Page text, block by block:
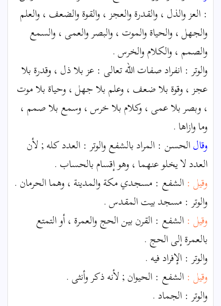
: العز والذل ، والقدرة والعجز ، والقوة والضعف ، والعلم
والجهل ، والحياة والموت ، والبصر والعمى ، والسمع
والصمم ، والكلام والخرس .
والوتر : انفراد صفات الله تعالى : عز بلا ذل ، وقدرة بلا
عجز ، وقوة بلا ضعف ، وعلم بلا جهل ، وحياة بلا موت
، وبصر بلا عمى ، وكلام بلا خرس ، وسمع بلا صمم ،
وما وازاها .
وقالالحسن : المراد بالشفع والوتر : العدد كله ; لأن
العدد لا يخلو عنهما ، وهو إقسام بالحساب .
وقيل : الشفع : مسجدي مكة والمدينة ، وهما الحرمان .
والوتر : مسجد بيت المقدس .
وقيل : الشفع : القرن بين الحج والعمرة ، أو التمتع
بالعمرة إلى الحج .
والوتر : الإفراد فيه .
وقيل : الشفع : الحيوان ; لأنه ذكر وأنثى .
والوتر : الجماد .